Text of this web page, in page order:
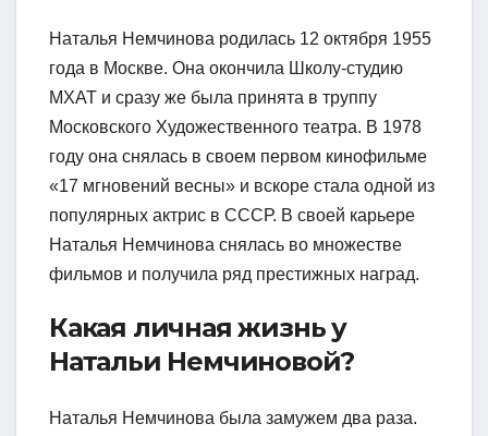
Наталья Немчинова родилась 12 октября 1955
года в Москве. Она окончила Школу-студию
МХАТ и сразу же была принята в труппу
Московского Художественного театра. В 1978
году она снялась в своем первом кинофильме
«17 мгновений весны» и вскоре стала одной из
популярных актрис в СССР. В своей карьере
Наталья Немчинова снялась во множестве
фильмов и получила ряд престижных наград.
Какая личная жизнь у
Натальи Немчиновой?
Наталья Немчинова была замужем два раза.